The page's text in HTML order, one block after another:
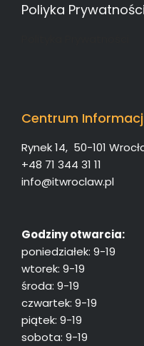
Poliyka Prywatności
Centrum
Rynek 14, 50-101
+48 71 344 31 11
info@itwroclaw.pl
Godziny otwarcia:
poniedziałek: 9-19
wtorek: 9-19
środa: 9-19
czwartek: 9-19
piątek: 9-19
sobota: 9-19